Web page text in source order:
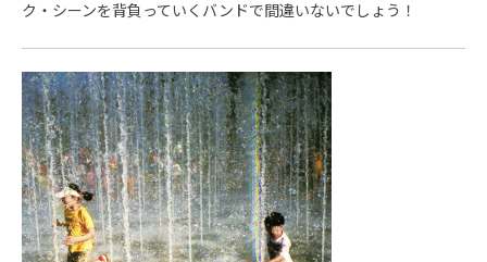
ク・シーンを背負っていくバンドで間違いないでしょう！